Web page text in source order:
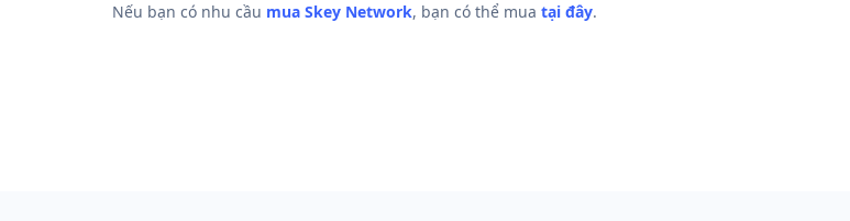
Nếu bạn có nhu cầu mua Skey Network, bạn có thể mua tại đây.